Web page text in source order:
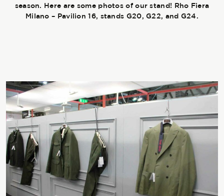
season. Here are some photos of our stand! Rho Fiera
Milano – Pavilion 16, stands G20, G22, and G24.
SUSTAINABILITY
Certifications
Start together
NEWS